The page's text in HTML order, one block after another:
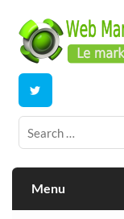
content
E-commerce |
Menu